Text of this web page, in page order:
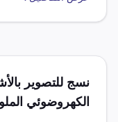
نسج للتصوير
الكهروضوئي